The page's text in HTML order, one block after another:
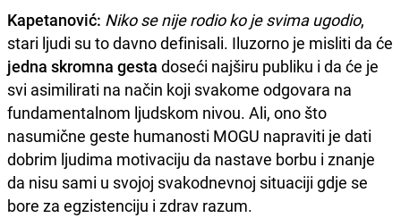
Kapetanović: Niko se nije rodio ko je svima ugodio,
stari ljudi su to davno definisali. Iluzorno je misliti da će
jedna skromna gesta doseći najširu publiku i da će je
svi asimilirati na način koji svakome odgovara na
fundamentalnom ljudskom nivou. Ali, ono što
nasumične geste humanosti MOGU napraviti je dati
dobrim ljudima motivaciju da nastave borbu i znanje
da nisu sami u svojoj svakodnevnoj situaciji gdje se
bore za egzistenciju i zdrav razum.